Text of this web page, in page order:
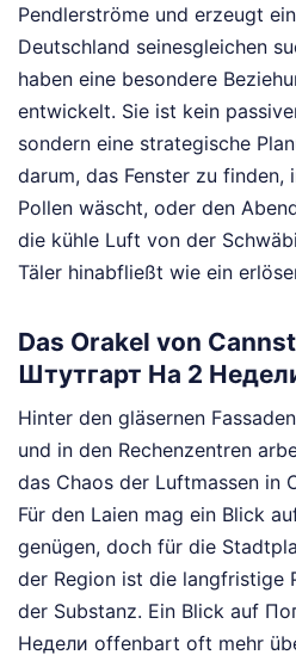
Pendlerströme und erzeugt
Deutschland seinesgleichen
haben eine besondere
entwickelt. Sie ist kein
sondern eine strategische
darum, das Fenster zu finden,
Pollen wäscht, oder den
die kühle Luft von der
Täler hinabfließt wie ein
Das Orakel von
Штутгарт На 2
Hinter den gläsernen
und in den Rechenzentren
das Chaos der Luftmassen in
Für den Laien mag ein Blick
genügen, doch für die
der Region ist die langfristige
der Substanz. Ein Blick auf
Недели offenbart oft mehr